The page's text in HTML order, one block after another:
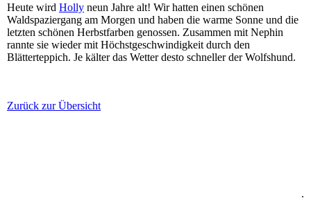
Heute wird Holly neun Jahre alt! Wir hatten einen schönen
Waldspaziergang am Morgen und haben die warme Sonne und die
letzten schönen Herbstfarben genossen. Zusammen mit Nephin
rannte sie wieder mit Höchstgeschwindigkeit durch den
Blätterteppich. Je kälter das Wetter desto schneller der Wolfshund.
Zurück zur Übersicht
.